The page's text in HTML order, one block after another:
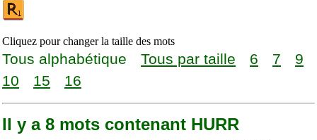
Cliquez pour changer la taille des mots
Tous alphabétique Tous par taille 6 7
9
10
15 16
Il y a 8 mots contenant HURR